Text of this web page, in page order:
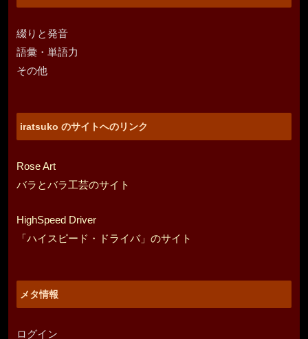
綴りと発音
語彙・単語力
その他
iratsuko のサイトへのリンク
Rose Art
バラとバラ工芸のサイト
HighSpeed Driver
「ハイスピード・ドライバ」のサイト
メタ情報
ログイン